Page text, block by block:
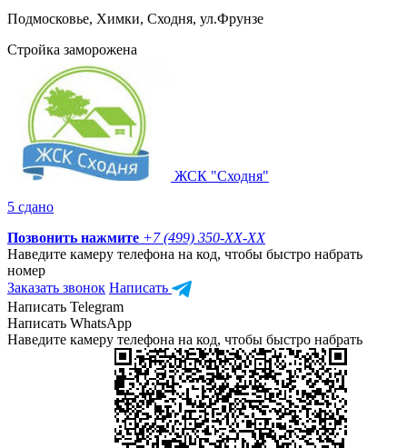
Подмосковье, Химки, Сходня, ул.Фрунзе
Стройка заморожена
ЖСК "Сходня"
5 сдано
Позвонить нажмите +7 (499) 350-XX-XX
Наведите камеру телефона на код, чтобы быстро набрать
номер
Заказать звонок Написать
Написать Telegram
Написать WhatsApp
Наведите камеру телефона на код, чтобы быстро набрать